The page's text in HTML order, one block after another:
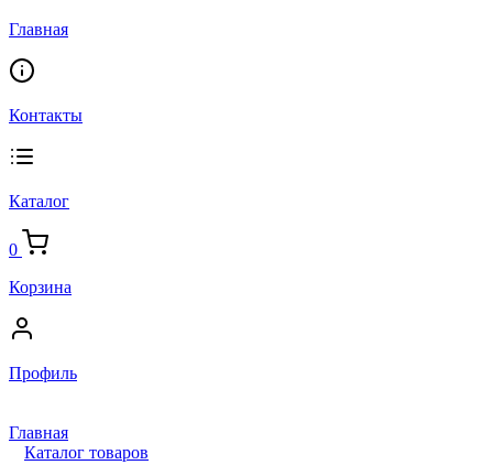
Главная
Контакты
Каталог
0
Корзина
Профиль
Главная
Каталог товаров